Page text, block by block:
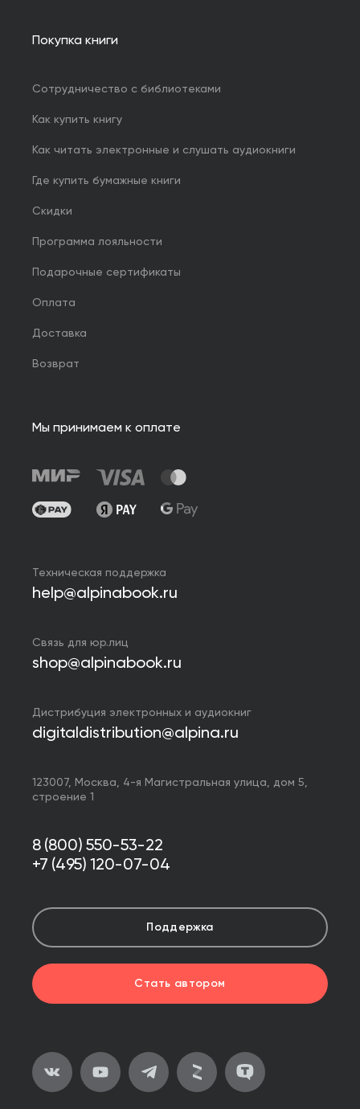
Покупка книги
Сотрудничество с библиотеками
Как купить книгу
Как читать электронные и слушать аудиокниги
Где купить бумажные книги
Скидки
Программа лояльности
Подарочные сертификаты
Оплата
Доставка
Возврат
Мы принимаем к оплате
Техническая поддержка
help@alpinabook.ru
Связь для юр.лиц
shop@alpinabook.ru
Дистрибуция электронных и аудиокниг
digitaldistribution@alpina.ru
123007, Москва, 4-я Магистральная улица, дом 5,
строение 1
8 (800) 550-53-22
+7 (495) 120-07-04
Поддержка
Стать автором